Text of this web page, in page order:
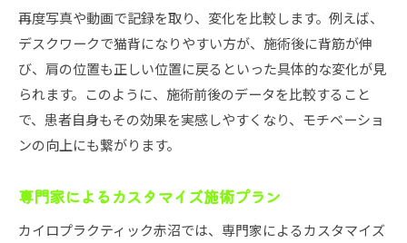
再度写真や動画で記録を取り、変化を比較します。例えば、
デスクワークで猫背になりやすい方が、施術後に背筋が伸
び、肩の位置も正しい位置に戻るといった具体的な変化が見
られます。このように、施術前後のデータを比較すること
で、患者自身もその効果を実感しやすくなり、モチベーショ
ンの向上にも繋がります。
専門家によるカスタマイズ施術プラン
カイロプラクティック赤沼では、専門家によるカスタマイズ